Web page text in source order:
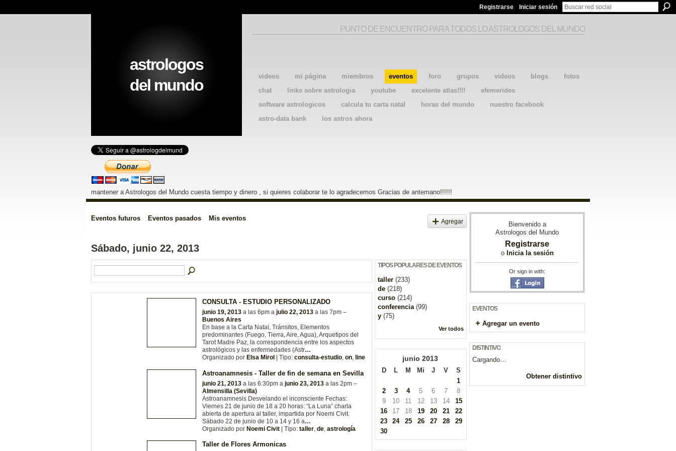
Registrarse Iniciar sesión
videos mi página miembros eventos foro grupos videos blogs
fotos
chat
links sobre astrologia youtube excelente atlas!!!!
efemerides
software astrologicos
calcula tu carta natal horas del mundo
nuestro facebook
astro-data bank
los astros ahora
astrologos
del mundo
PUNTO DE ENCUENTRO PARA TODOS LO ASTROLOGOS DEL MUNDO
mantener a Astrologos del Mundo cuesta tiempo y dinero , si quieres colaborar te lo agradecemos Gracias de antemano!!!!!!
Eventos futuros Eventos pasados Mis eventos Agregar
Sábado, junio 22, 2013
CONSULTA - ESTUDIO PERSONALIZADO
junio 19, 2013 a las 6pm a julio 22, 2013 a las 7pm –
Buenos Aires
En base a la Carta Natal, Tránsitos, Elementos
predominantes (Fuego, Tierra, Aire, Agua), Arquetipos del
Tarot Madre Paz, la correspondencia entre los aspectos
astrológicos y las enfermedades (Astr…
Organizado por Elsa Mirol | Tipo: consulta-estudio, on, line
Astroanamnesis - Taller de fin de semana en Sevilla
junio 21, 2013 a las 6:30pm a junio 23, 2013 a las 2pm –
Almensilla (Sevilla)
Astroanamnesis Desvelando el inconsciente Fechas:
Viernes 21 de junio de 18 a 20 horas: “La Luna” charla
abierta de apertura al taller, impartida por Noemi Civit.
Sábado 22 de junio de 10 a 14 y 16 a…
Organizado por Noemi Civit | Tipo: taller de astrología
Taller de Flores Armonicas
TIPOS POPULARES DE EVENTOS
taller (233)
de (218)
curso (214)
conferencia(99)
y (75)
Ver todos
junio 2013
D L M Mi J V
S
1
2
3 4 5 6 7
8
9
10 11 12 13 14
15
16
17 18 19 20 21
22
23
24 25 26 27 28
29
30
Bienvenido a
Astrologos del Mundo
Registrarse
o Inicia la sesión
Or sign in with:
EVENTOS
Agregar un evento
DISTINTIVO
Cargando…
Obtener distintivo